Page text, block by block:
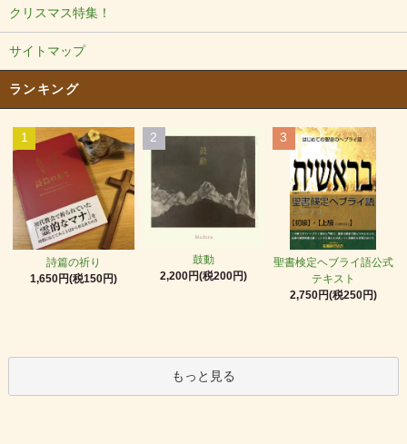
クリスマス特集！
サイトマップ
ランキング
1
詩篇の祈り
1,650円(税150円)
2
鼓動
2,200円(税200円)
3
聖書検定ヘブライ語公式
テキスト
2,750円(税250円)
もっと見る